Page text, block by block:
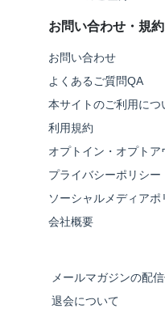
お問い合わせ・規約
お問い合わせ
よくあるご質問QA
本サイトのご利用につ
利用規約
オプトイン・オプトア
プライバシーポリシー
ソーシャルメディアポ
会社概要
メールマガジンの配
退会について